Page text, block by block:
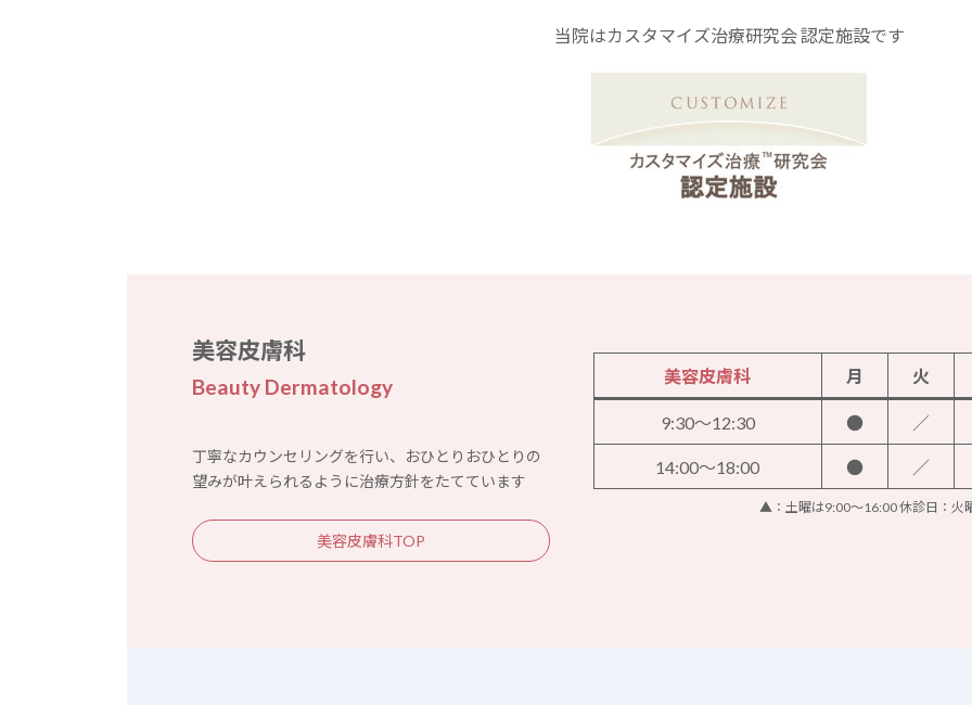
当院はカスタマイズ治療研究会 認定施設です
美容皮膚科
Beauty Dermatology
丁寧なカウンセリングを行い、おひとりおひとりの
望みが叶えられるように治療方針をたてています
美容皮膚科TOP
美容皮膚科 月 火
9:30～12:30 ● ／
14:00～18:00 ● ／
▲：土曜は9:00～16:00 休診日：火